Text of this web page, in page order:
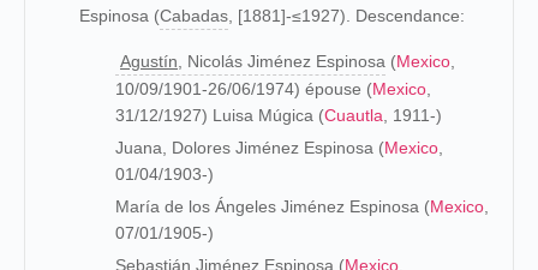
Espinosa (Cabadas , [1881]-≤1927). Descendance:
Agustín, Nicolás Jiménez Espinosa (Mexico
10/09/1901-26/06/1974) épouse (Mexico
31/12/1927) Luisa Múgica (Cuautla , 1911-)
Juana, Dolores Jiménez Espinosa (Mexico
01/04/1903-)
María de los Ángeles Jiménez Espinosa (Mexico
07/01/1905-)
Sebastián Jiménez Espinosa (Mexico